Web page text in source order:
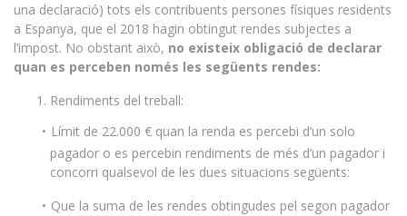
una declaració) tots els contribuents persones físiques residents
a Espanya, que el 2018 hagin obtingut rendes subjectes a
l’impost. No obstant això, no existeix obligació de declarar
quan es perceben només les següents rendes:
Rendiments del treball:
Límit de 22.000 € quan la renda es percebi d’un solo
pagador o es percebin rendiments de més d’un pagador i
concorri qualsevol de les dues situacions següents:
Que la suma de les rendes obtingudes pel segon pagador